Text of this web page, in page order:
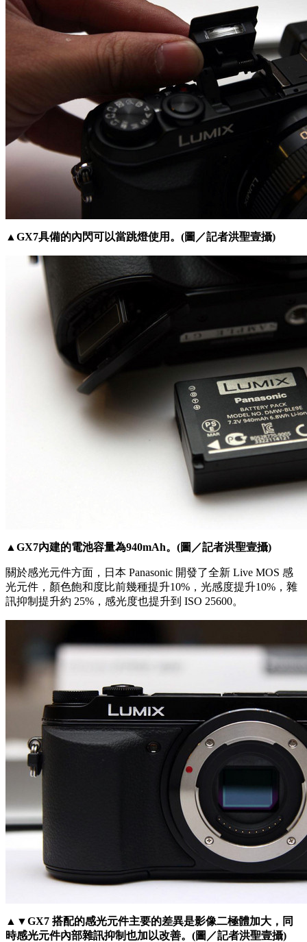
▲GX7具備的內閃可以當跳燈使用。(圖／記者洪聖壹攝)
▲GX7內建的電池容量為940mAh。(圖／記者洪聖壹攝)
關於感光元件方面，日本 Panasonic 開發了全新 Live MOS 感
光元件，顏色飽和度比前幾種提升10%，光感度提升10%，雜
訊抑制提升約 25%，感光度也提升到 ISO 25600。
▲▼GX7 搭配的感光元件主要的差異是影像二極體加大，同
時感光元件內部雜訊抑制也加以改善。(圖／記者洪聖壹攝)